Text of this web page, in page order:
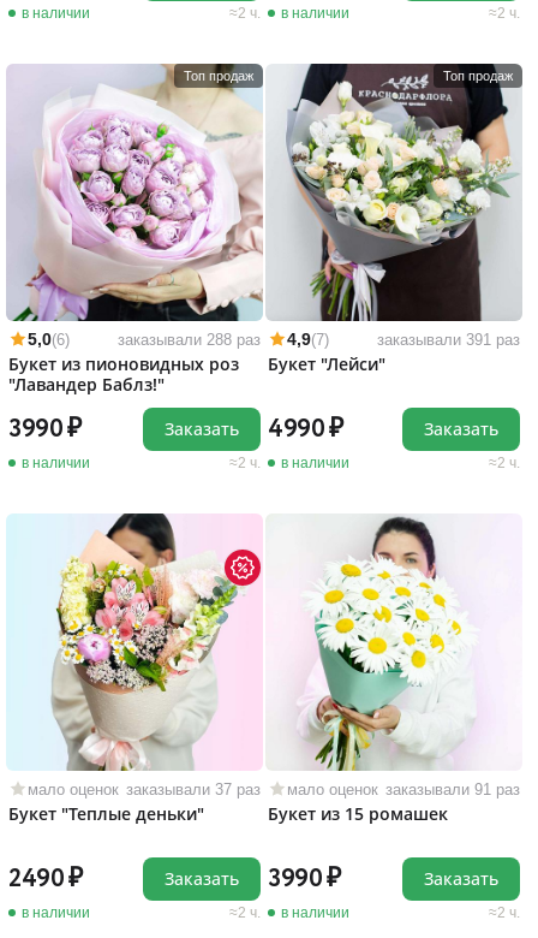
в наличии 2 ч. в наличии 2 ч.
Топ продаж
5,0(6) заказывали 288 раз
Букет из пионовидных роз
"Лавандер Баблз!"
3990
в наличии 2 ч.
Заказать
Топ продаж
4,9(7) заказывали 391 раз
Букет "Лейси"
4990
в наличии 2 ч.
Заказать
мало оценок заказывали 37 раз
Букет "Теплые деньки"
2490
в наличии 2 ч.
Заказать
мало оценок заказывали 91 раз
Букет из 15 ромашек
3990
в наличии 2 ч.
Заказать